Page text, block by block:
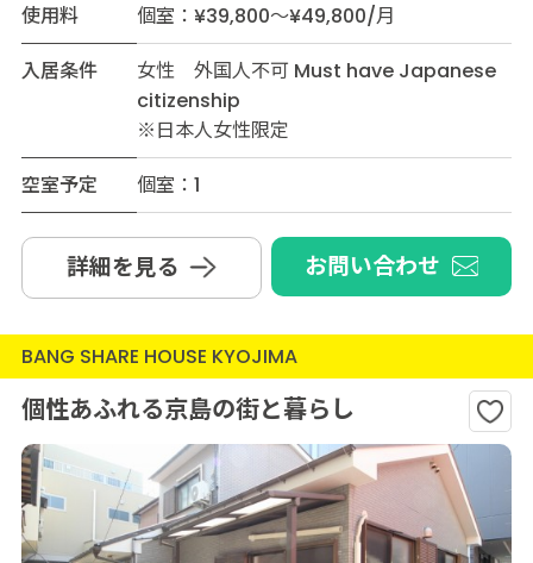
使用料
個室：¥39,800～¥49,800/月
入居条件
女性 外国人不可 Must have Japanese
citizenship
※日本人女性限定
空室予定
個室：1
詳細を見る お問い合わせ
BANG SHARE HOUSE KYOJIMA
個性あふれる京島の街と暮らし